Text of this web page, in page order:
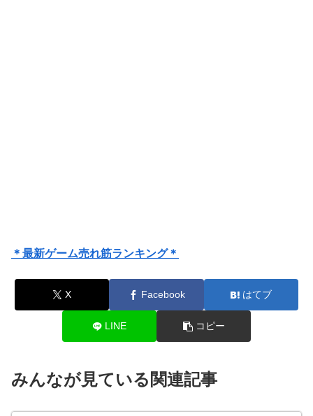
＊最新ゲーム売れ筋ランキング＊
X Facebook はてブ
LINE コピー
みんなが見ている関連記事